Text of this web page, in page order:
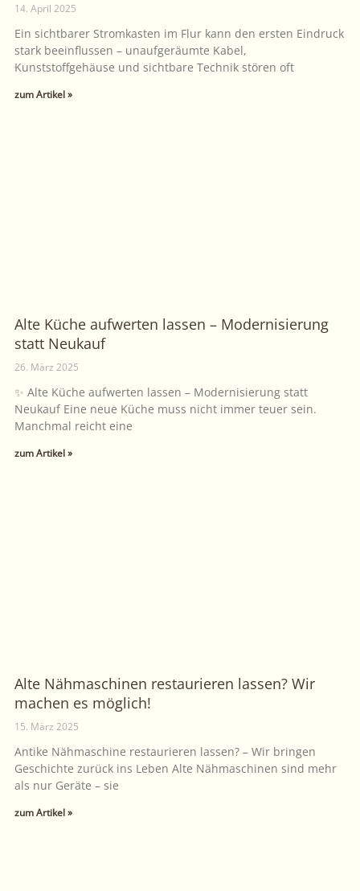
14. April 2025
Ein sichtbarer Stromkasten im Flur kann den ersten Eindruck
stark beeinflussen – unaufgeräumte Kabel,
Kunststoffgehäuse und sichtbare Technik stören oft
zum Artikel »
Alte Küche aufwerten lassen – Modernisierung
statt Neukauf
26. März 2025
✨ Alte Küche aufwerten lassen – Modernisierung statt
Neukauf Eine neue Küche muss nicht immer teuer sein.
Manchmal reicht eine
zum Artikel »
Alte Nähmaschinen restaurieren lassen? Wir
machen es möglich!
15. März 2025
Antike Nähmaschine restaurieren lassen? – Wir bringen
Geschichte zurück ins Leben Alte Nähmaschinen sind mehr
als nur Geräte – sie
zum Artikel »